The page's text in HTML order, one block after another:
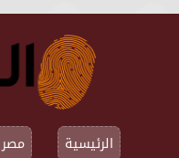
الرئيسية مصر